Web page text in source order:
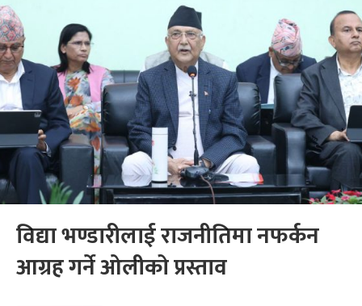
विद्या भण्डारीलाई राजनीतिमा नफर्कन
आग्रह गर्ने ओलीको प्रस्ताव